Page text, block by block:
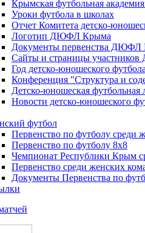
Крымская футбольная
Уроки футбола в школах
Отчет Комитета детско-
Логотип ДЮФЛ Крыма
Документы первенства ДЮФЛ
Сайты и страницы
Год детско-юношеского
Конференция "Структура и
Детско-юношеская футбольная
Новости детско-юношеского
футбол
Первенство по футболу среди
Первенство по футболу 8х8
Чемпионат Республики Крым
Первенство среди женских
Документы Первенства по